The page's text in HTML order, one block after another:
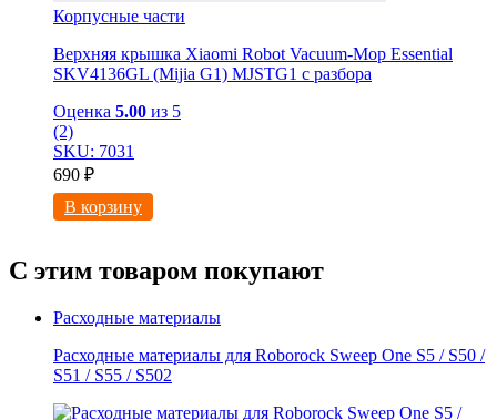
Корпусные части
Верхняя крышка Xiaomi Robot Vacuum-Mop Essential
SKV4136GL (Mijia G1) MJSTG1 с разбора
Оценка 5.00 из 5
(2)
SKU: 7031
690 ₽
В корзину
С этим товаром покупают
Расходные материалы
Расходные материалы для Roborock Sweep One S5 / S50 /
S51 / S55 / S502